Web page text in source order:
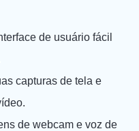
de usuário fácil
capturas de tela e
de webcam e voz de